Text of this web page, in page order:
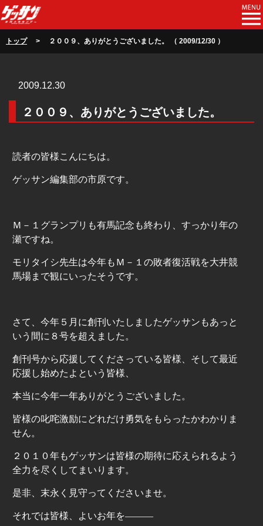
トップ> ２００９、ありがとうございました。 （ 2009/12/30 ）
2009.12.30
２００９、ありがとうございました。
読者の皆様こんにちは。
ゲッサン編集部の市原です。
Ｍ－１グランプリも有馬記念も終わり、すっかり年の
瀬ですね。
モリタイシ先生は今年もＭ－１の敗者復活戦を大井競
馬場まで観にいったそうです。
さて、今年５月に創刊いたしましたゲッサンもあっと
いう間に８号を超えました。
創刊号から応援してくださっている皆様、そして最近
応援し始めたよという皆様、
本当に今年一年ありがとうございました。
皆様の叱咤激励にどれだけ勇気をもらったかわかりま
せん。
２０１０年もゲッサンは皆様の期待に応えられるよう
全力を尽くしてまいります。
是非、末永く見守ってくださいませ。
それでは皆様、よいお年を―――